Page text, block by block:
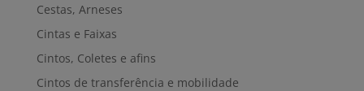
Cestas, Arneses
Cintas e Faixas
Cintos, Coletes e afins
Cintos de transferência e mobilidade